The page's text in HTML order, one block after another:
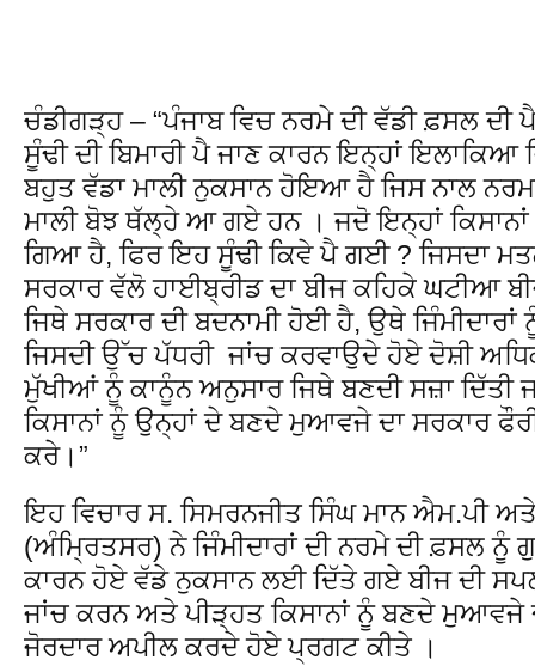
ਚੰਡੀਗੜ੍ਹ – “ਪੰਜਾਬ ਵਿਚ ਨਰਮੇ ਦੀ ਵੱਡੀ ਫ਼ਸਲ ਦੀ
ਸੂੰਢੀ ਦੀ ਬਿਮਾਰੀ ਪੈ ਜਾਣ ਕਾਰਨ ਇਨ੍ਹਾਂ ਇਲਾਕਿਆ
ਬਹੁਤ ਵੱਡਾ ਮਾਲੀ ਨੁਕਸਾਨ ਹੋਇਆ ਹੈ ਜਿਸ ਨਾਲ
ਮਾਲੀ ਬੋਝ ਥੱਲ੍ਹੇ ਆ ਗਏ ਹਨ । ਜਦੋ ਇਨ੍ਹਾਂ ਕਿਸਾਨਾਂ
ਗਿਆ ਹੈ, ਫਿਰ ਇਹ ਸੂੰਢੀ ਕਿਵੇ ਪੈ ਗਈ ? ਜਿਸਦਾ
ਸਰਕਾਰ ਵੱਲੋ ਹਾਈਬ੍ਰੀਡ ਦਾ ਬੀਜ ਕਹਿਕੇ ਘਟੀਆ
ਜਿਥੇ ਸਰਕਾਰ ਦੀ ਬਦਨਾਮੀ ਹੋਈ ਹੈ, ਉਥੇ ਜਿੰਮੀਦਾਰਾਂ
ਜਿਸਦੀ ਉੱਚ ਪੱਧਰੀ ਜਾਂਚ ਕਰਵਾਉਦੇ ਹੋਏ ਦੋਸ਼ੀ
ਮੁੱਖੀਆਂ ਨੂੰ ਕਾਨੂੰਨ ਅਨੁਸਾਰ ਜਿਥੇ ਬਣਦੀ ਸਜ਼ਾ ਦਿੱਤੀ
ਕਿਸਾਨਾਂ ਨੂੰ ਉਨ੍ਹਾਂ ਦੇ ਬਣਦੇ ਮੁਆਵਜੇ ਦਾ ਸਰਕਾਰ
ਕਰੇ।”
ਇਹ ਵਿਚਾਰ ਸ. ਸਿਮਰਨਜੀਤ ਸਿੰਘ ਮਾਨ ਐਮ.ਪੀ
(ਅੰਮ੍ਰਿਤਸਰ) ਨੇ ਜਿੰਮੀਦਾਰਾਂ ਦੀ ਨਰਮੇ ਦੀ ਫ਼ਸਲ ਨੂੰ
ਕਾਰਨ ਹੋਏ ਵੱਡੇ ਨੁਕਸਾਨ ਲਈ ਦਿੱਤੇ ਗਏ ਬੀਜ ਦੀ
ਜਾਂਚ ਕਰਨ ਅਤੇ ਪੀੜ੍ਹਤ ਕਿਸਾਨਾਂ ਨੂੰ ਬਣਦੇ ਮੁਆਵਜੇ
ਜੋਰਦਾਰ ਅਪੀਲ ਕਰਦੇ ਹੋਏ ਪ੍ਰਗਟ ਕੀਤੇ ।